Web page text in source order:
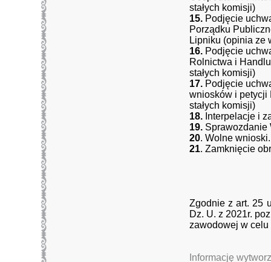
stałych komisji)
15. Podjęcie
Porządku
Lipniku (opinia ze
16. Podjęcie
Rolnictwa i
stałych komisji)
17. Podjęcie
wniosków i petycji
stałych komisji)
18. Interpelacje i
19.Sprawozdanie
20. Wolne wnioski.
21. Zamknięcie
Zgodnie z art. 25
Dz. U. z 2021r.
zawodowej w celu
Informację